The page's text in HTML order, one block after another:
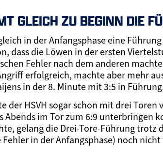
GLEICH ZU BEGINN DIE
in der Anfangsphase eine
dass die Löwen in der ersten
Fehler nach dem anderen
erfolgreich, machte aber mehr
in der 8. Minute mit 3:5 in
der HSVH sogar schon mit drei Toren
Abends im Tor zum 6:9 unterbringen
gelang die Drei-Tore-Führung trotz
in der Anfangsphase) noch